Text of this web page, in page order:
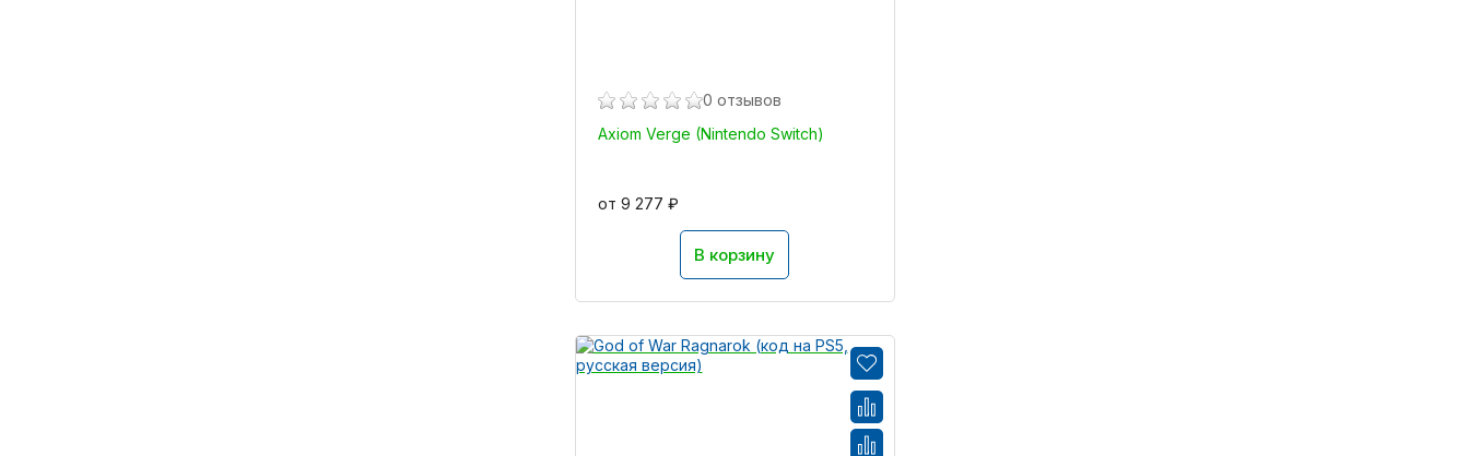
0 отзывов
Axiom Verge (Nintendo Switch)
от 9 277 ₽
В корзину